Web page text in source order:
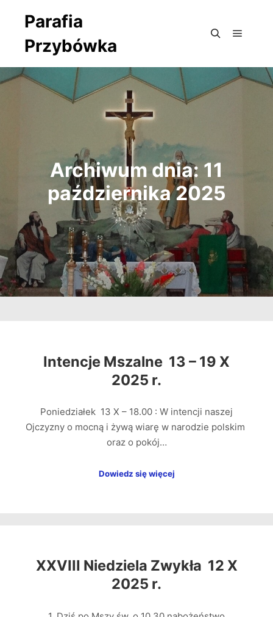
Parafia
Przybówka
Archiwum dnia: 11
października 2025
Intencje Mszalne 13 – 19 X
2025 r.
Poniedziałek 13 X – 18.00 : W intencji naszej
Ojczyzny o mocną i żywą wiarę w narodzie polskim
oraz o pokój…
Dowiedz się więcej
XXVIII Niedziela Zwykła 12 X
2025 r.